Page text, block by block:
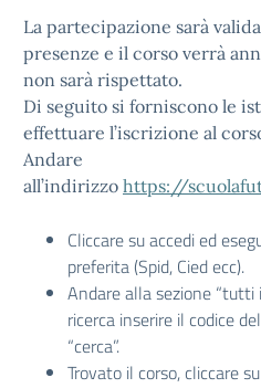
La partecipazione sarà
presenze e il corso verrà
non sarà rispettato.
Di seguito si forniscono le
effettuare l’iscrizione al
Andare
all’indirizzo https://
Cliccare su accedi ed
preferita (Spid, Cied ecc).
Andare alla sezione “tutti
ricerca inserire il codice
“cerca”.
Trovato il corso, cliccare